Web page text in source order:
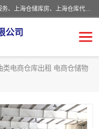
上海星力仓储服务有限公司从事：上海仓储服务、上海仓储库房、上海仓库代运营、上海仓库对外出租、上海仓库外包、上海三方仓储、上海电商仓储代发、上海电商代发货仓库、上海托管仓库、上海仓储配送。上海星力仓储服务有限公司现在拥有100个分仓、10万余平方的标准库房，精炼员工几百名，与几千家客户合作，公司已跻身上海仓储行业前列。欢迎来电咨询！
公司
类电商仓库出租 电商仓储物
海仓库外包